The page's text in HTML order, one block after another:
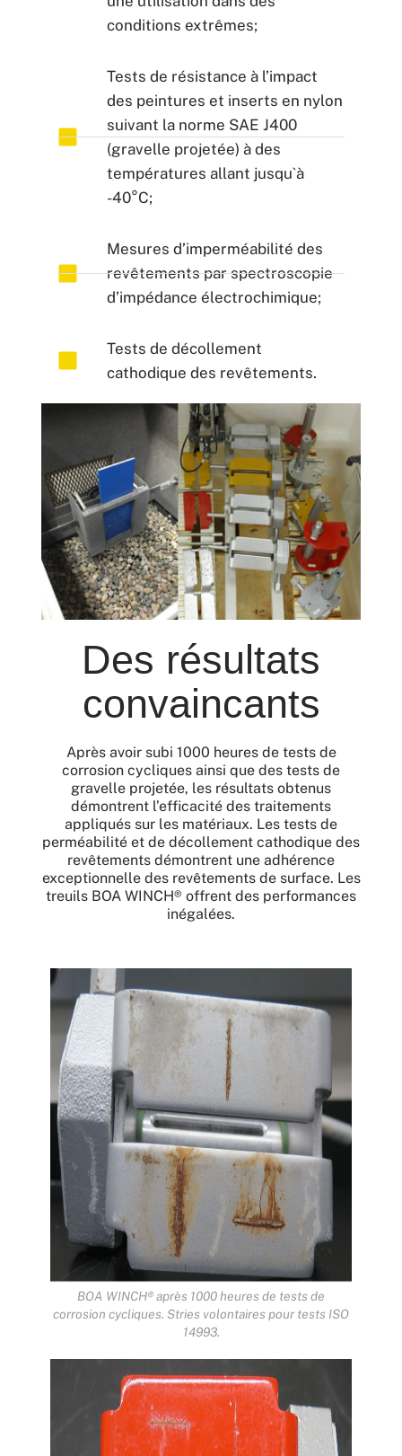
conditions extrêmes;
Tests de résistance à l’impact
des peintures et inserts en nylon
suivant la norme SAE J400
(gravelle projetée) à des
températures allant jusqu`à
-40°C;
Mesures d’imperméabilité des
revêtements par spectroscopie
d’impédance électrochimique;
Tests de décollement
cathodique des revêtements.
Des résultats
convaincants
Après avoir subi 1000 heures de tests de
corrosion cycliques ainsi que des tests de
gravelle projetée, les résultats obtenus
démontrent l’efficacité des traitements
appliqués sur les matériaux. Les tests de
perméabilité et de décollement cathodique des
revêtements démontrent une adhérence
exceptionnelle des revêtements de surface. Les
treuils BOA WINCH® offrent des performances
inégalées.
BOA WINCH® après 1000 heures de tests de
corrosion cycliques. Stries volontaires pour tests ISO
14993.